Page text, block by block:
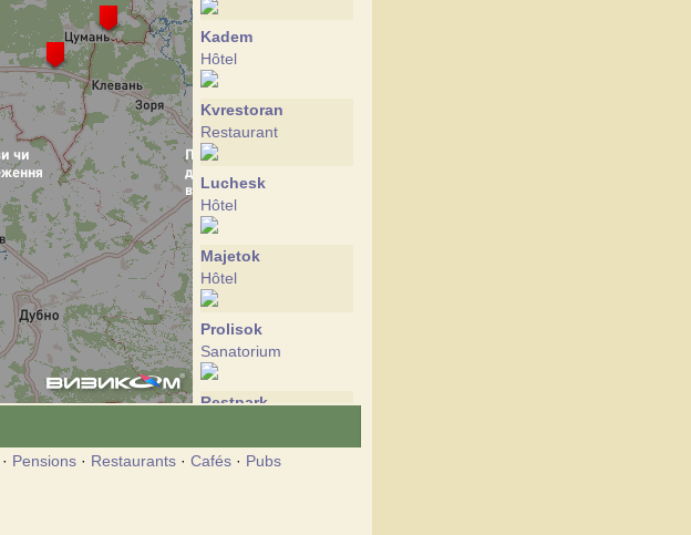
Kadem
Hôtel
Kvrestoran
Restaurant
Luchesk
Hôtel
Majetok
Hôtel
Prolisok
Sanatorium
Restpark
· Pensions · Restaurants · Cafés · Pubs